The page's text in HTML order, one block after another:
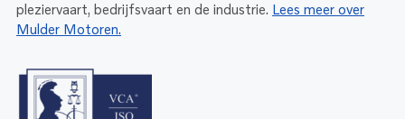
pleziervaart, bedrijfsvaart en de industrie. Lees meer over
Mulder Motoren.